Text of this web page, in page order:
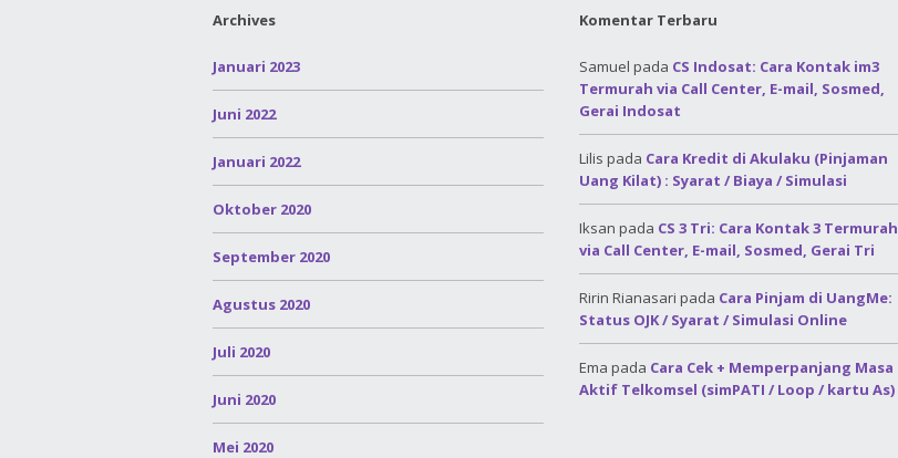
Archives
Januari 2023
Juni 2022
Januari 2022
Oktober 2020
September 2020
Agustus 2020
Juli 2020
Juni 2020
Mei 2020
Komentar Terbaru
Samuel pada CS Indosat: Cara Kontak im3
Termurah via Call Center, E-mail, Sosmed,
Gerai Indosat
Lilis pada Cara Kredit di Akulaku (Pinjaman
Uang Kilat) : Syarat / Biaya / Simulasi
Iksan pada CS 3 Tri: Cara Kontak 3 Termurah
via Call Center, E-mail, Sosmed, Gerai Tri
Ririn Rianasari pada Cara Pinjam di UangMe:
Status OJK / Syarat / Simulasi Online
Ema pada Cara Cek + Memperpanjang Masa
Aktif Telkomsel (simPATI / Loop / kartu As)